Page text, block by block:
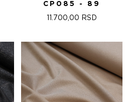
CP085 - 89
11.700,00 RSD